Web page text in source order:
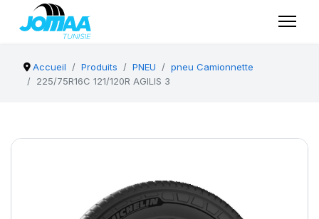
Accueil Produits PNEU
pneu Camionnette
225/75R16C 121/120R AGILIS 3